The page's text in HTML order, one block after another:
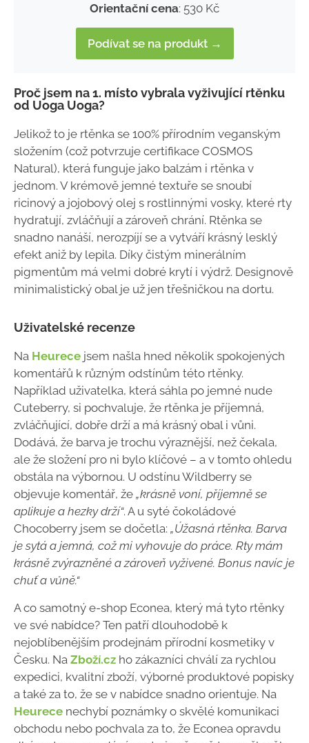
Orientační cena: 530 Kč
Podívat se na produkt →
Proč jsem na 1. místo vybrala vyživující rtěnku
od Uoga Uoga?
Jelikož to je rtěnka se 100% přírodním veganským
složením (což potvrzuje certifikace COSMOS
Natural), která funguje jako balzám i rtěnka v
jednom. V krémově jemné textuře se snoubí
ricinový a jojobový olej s rostlinnými vosky, které rty
hydratují, zvláčňují a zároveň chrání. Rtěnka se
snadno nanáší, nerozpíjí se a vytváří krásný lesklý
efekt aniž by lepila. Díky čistým minerálním
pigmentům má velmi dobré krytí i výdrž. Designově
minimalistický obal je už jen třešničkou na dortu.
Uživatelské recenze
Na Heurece jsem našla hned několik spokojených
komentářů k různým odstínům této rtěnky.
Například uživatelka, která sáhla po jemné nude
Cuteberry, si pochvaluje, že rtěnka je příjemná,
zvláčňující, dobře drží a má krásný obal i vůni.
Dodává, že barva je trochu výraznější, než čekala,
ale že složení pro ni bylo klíčové – a v tomto ohledu
obstála na výbornou. U odstínu Wildberry se
objevuje komentář, že „krásně voní, příjemně se
aplikuje a hezky drží“. A u syté čokoládové
Chocoberry jsem se dočetla: „Úžasná rtěnka. Barva
je sytá a jemná, což mi vyhovuje do práce. Rty mám
krásně zvýrazněné a zároveň vyživené. Bonus navíc je
chuť a vůně.“
A co samotný e-shop Econea, který má tyto rtěnky
ve své nabídce? Ten patří dlouhodobě k
nejoblíbenějším prodejnám přírodní kosmetiky v
Česku. Na Zboží.cz ho zákazníci chválí za rychlou
expedici, kvalitní zboží, výborné produktové popisky
a také za to, že se v nabídce snadno orientuje. Na
Heurece nechybí poznámky o skvělé komunikaci
obchodu nebo pochvala za to, že Econea opravdu